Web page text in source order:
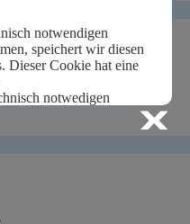
Modellierung